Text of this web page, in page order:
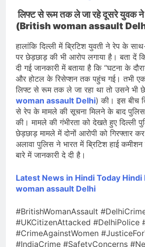
लिफ्ट से रूम तक ले जा रहे दूसरे युवक ने
(British woman assault
हालांकि दिल्ली में ब्रिटिश युवती ने रेप के
पर छेड़छाड़ की भी आरोप लगाया है। बता दें
दी गई जानकारी में बताया है कि “घटना के
और होटल के रिसेप्शन तक पहुंच गई। तभी
लिफ्ट से रूम तक ले जा रहा था तो उसने भी
woman assault Delhi) की। इस बीच
से रेप के मामले की सूचना मिलने के बाद पुलिस
की। मामले की गंभीरता को देखते हुए दिल्ली
छेड़छाड़ मामले में दोनों आरोपी को गिरफ्तार
अलावा पुलिस ने भारत में ब्रिटिश हाई
बारे में जानकारी दे दी है।
Latest News in Hindi Today Hindi
woman assault Delhi
#BritishWomanAssault
#UKCitizenAttacked #DelhiPolice
#CrimeAgainstWomen
#IndiaCrime #SafetyConcerns